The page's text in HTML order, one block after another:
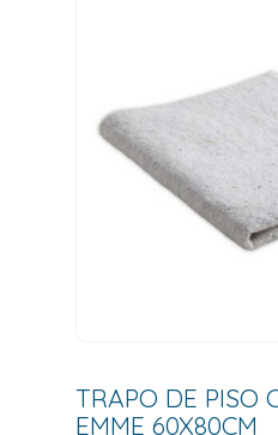
TRAPO DE PISO
EMME 60X80CM